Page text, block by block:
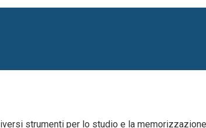
strumenti per lo studio e la